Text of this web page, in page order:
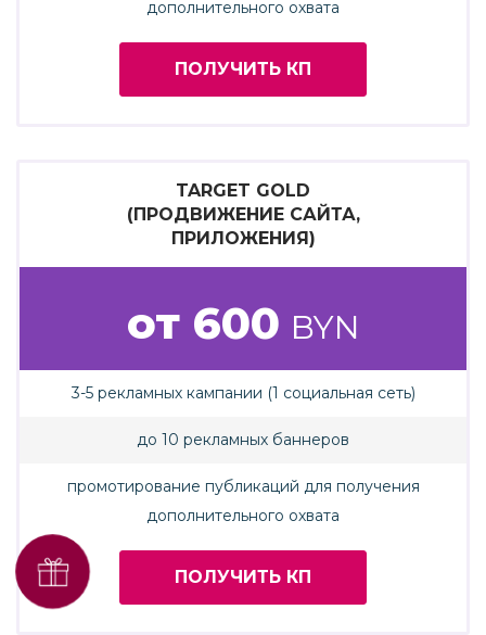
дополнительного охвата
ПОЛУЧИТЬ КП
TARGET GOLD
(ПРОДВИЖЕНИЕ САЙТА,
ПРИЛОЖЕНИЯ)
от 600 BYN
3-5 рекламных кампании (1 социальная сеть)
до 10 рекламных баннеров
промотирование публикаций для получения
дополнительного охвата
ПОЛУЧИТЬ КП